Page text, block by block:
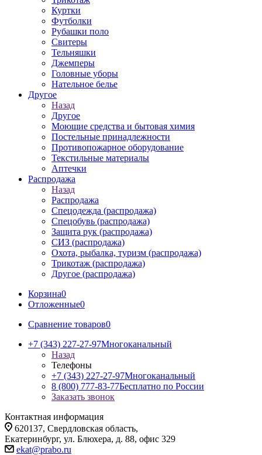
Куртки
Футболки
Рубашки поло
Свитеры
Тельняшки
Джемперы
Головные уборы
Нательное белье
Другое
Назад
Другое
Моющие средства и бытовая химия
Постельные принадлежности
Противопожарное оборудование
Текстильные материалы
Аптечки
Распродажа
Назад
Распродажа
Спецодежда (распродажа)
Спецобувь (распродажа)
Защита рук (распродажа)
СИЗ (распродажа)
Охота, рыбалка, туризм (распродажа)
Трикотаж (распродажа)
Другое (распродажа)
Корзина0
Отложенные0
Сравнение товаров0
+7 (343) 227-27-97Многоканальный
Назад
Телефоны
+7 (343) 227-27-97Многоканальный
8 (800) 777-83-77Бесплатно по России
Заказать звонок
Контактная информация
620137, Свердловская область,
Екатеринбург, ул. Блюхера, д. 88, офис 329
ekat@prabo.ru